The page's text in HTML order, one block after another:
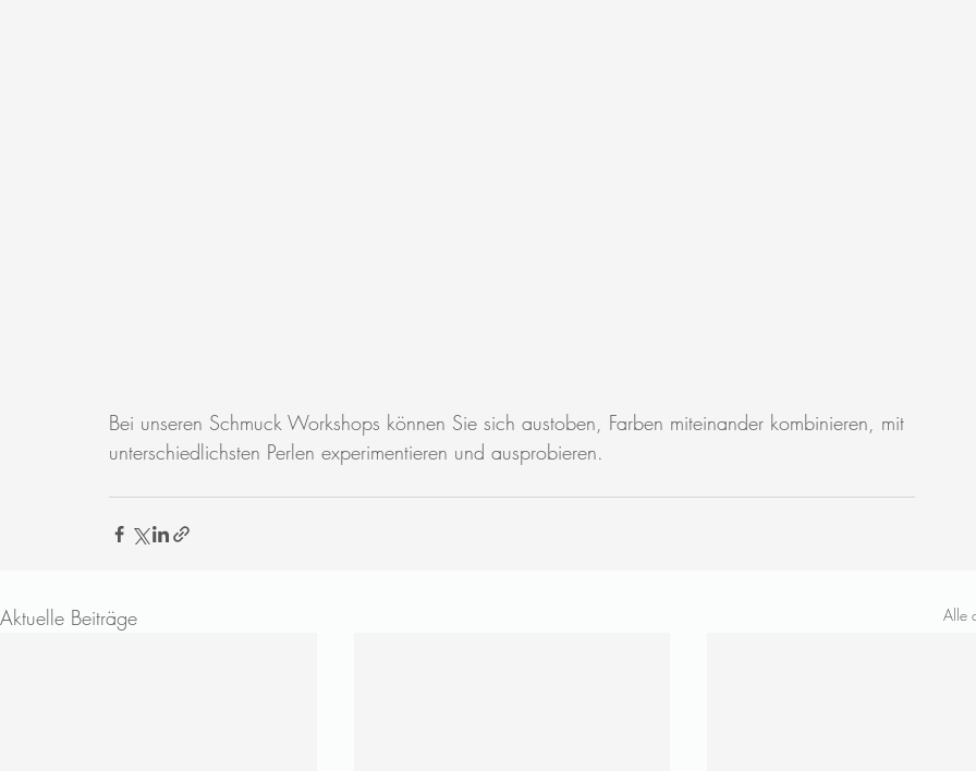
Bei unseren Schmuck Workshops können Sie sich austoben, Farben miteinander kombinieren, mit
unterschiedlichsten Perlen experimentieren und ausprobieren.
Aktuelle Beiträge Alle